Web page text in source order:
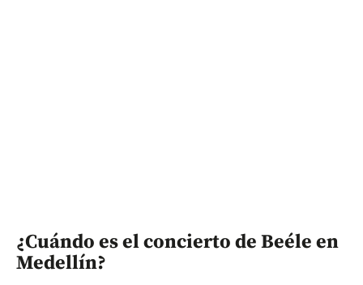
¿Cuándo es el concierto de Beéle en
Medellín?